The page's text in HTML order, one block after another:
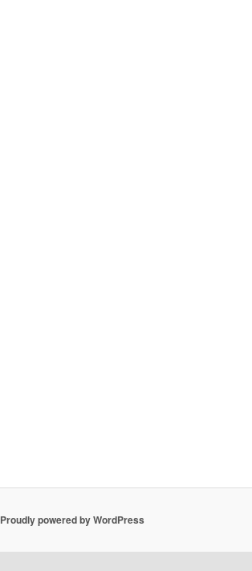
Proudly powered by WordPress